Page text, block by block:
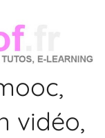
vidéo,